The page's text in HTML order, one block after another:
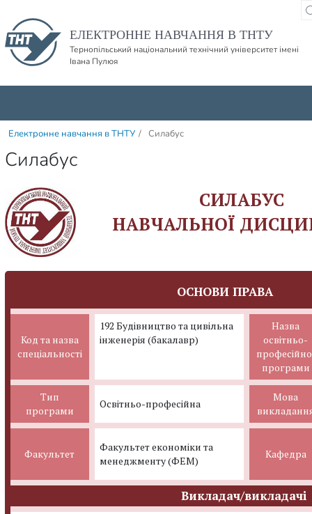
ЕЛЕКТРОННЕ НАВЧАННЯ В ТНТУ
Тернопільський національний технічний університет імені
Івана Пулюя
Електронне навчання в ТНТУ / Силабус
Силабус
СИЛАБУС
НАВЧАЛЬНОЇ
ОСНОВИ ПРАВА
Код та назва
спеціальності
Назва
освітньо-
програми
192 Будівництво та цивільна
інженерія (бакалавр)
Тип
програми
Освітньо-професійна
Мова
Факультет
Факультет економіки та
менеджменту (ФЕМ)
Кафедра
Викладач/викладачі